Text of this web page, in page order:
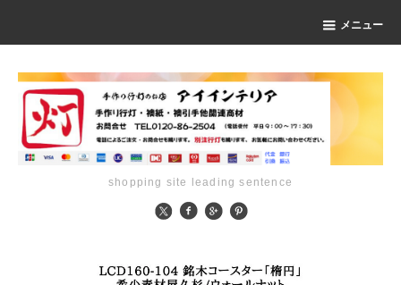
メニュー
shopping site leading sentence